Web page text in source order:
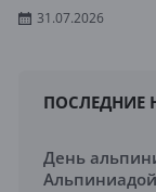
31.07.2026
ПОСЛЕДНИЕ
День
Альпиниадой